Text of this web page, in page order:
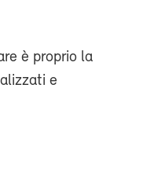
è proprio la
e